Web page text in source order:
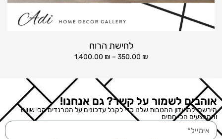
לחישת הרוח
350.00 ₪
–
1,400.00 ₪
אוהבים לשמור על קשר? גם אנחנו!
הירשמו למועדון ההטבות שלנו כדי לקבל עדכונים על הטרנדים הכי שווים
והמבצעים הכי חמים